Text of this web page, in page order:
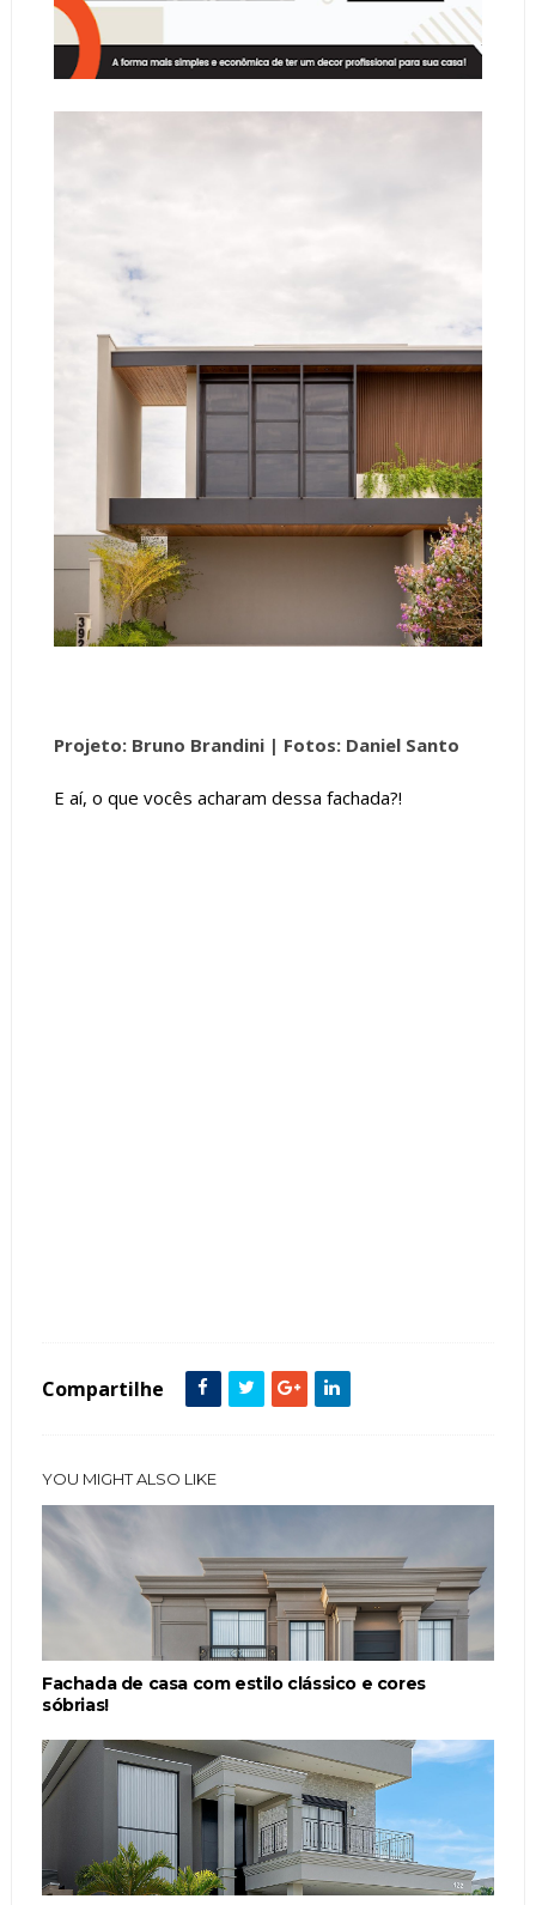
Projeto: Bruno Brandini | Fotos: Daniel Santo
E aí, o que vocês acharam dessa fachada?!
Compartilhe
YOU MIGHT ALSO LIKE
Fachada de casa com estilo clássico e cores
sóbrias!